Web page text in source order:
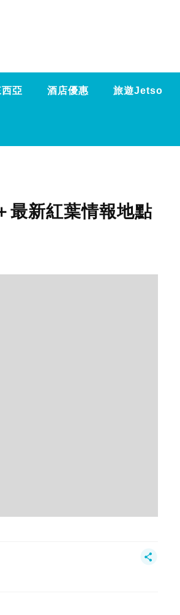
亞 酒店優惠 旅遊Jetso
最新紅葉情報地點